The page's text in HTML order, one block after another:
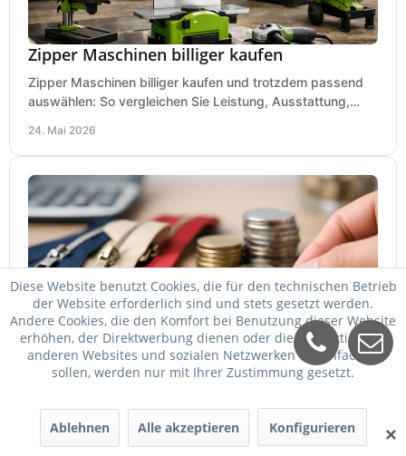
Zipper Maschinen billiger kaufen
Zipper Maschinen billiger kaufen und trotzdem passend
auswählen: So vergleichen Sie Leistung, Ausstattung,
24. Mai 2026
Zipper billiger kaufen - worauf es ankommt
Zipper billiger kaufen und trotzdem passend wählen: So
Einsatzbereich richtig.
23. Mai 2026
✕
Diese Website benutzt Cookies, die für den technischen Betrieb
der Website erforderlich sind und stets gesetzt werden.
Andere Cookies, die den Komfort bei Benutzung dieser Website
erhöhen, der Direktwerbung dienen oder die Interaktion mit
anderen Websites und sozialen Netzwerken vereinfachen
sollen, werden nur mit Ihrer Zustimmung gesetzt.
Ablehnen Alle akzeptieren Konfigurieren